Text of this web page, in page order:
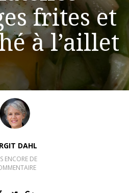
frites et
à l’aillet
DAHL
ENCORE DE